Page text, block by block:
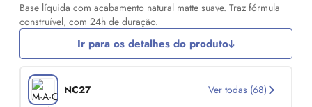
Base líquida com acabamento natural matte suave. Traz fórmula
construível, com 24h de duração.
Ir para os detalhes do produto
NC27 Ver todas (68)